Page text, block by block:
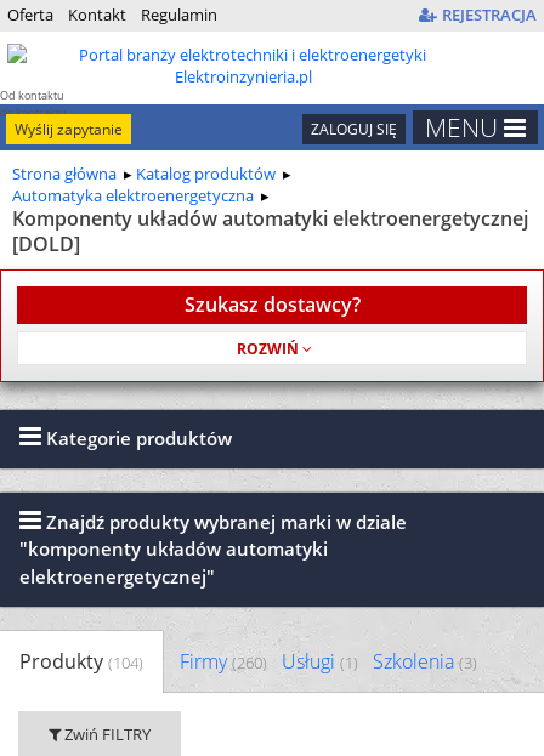
Oferta Kontakt Regulamin REJESTRACJA
Od kontaktu
do kontraktu
MENU
ZALOGUJ SIĘ
Wyślij zapytanie
Strona główna
Katalog produktów
Automatyka elektroenergetyczna
Komponenty układów automatyki elektroenergetycznej
[DOLD]
Produkty (104) Firmy(260) Usługi (1) Szkolenia (3)
Zwiń FILTRY
Kategorie produktów
Znajdź produkty wybranej marki w dziale
"komponenty układów automatyki
elektroenergetycznej"
Szukasz dostawcy?
Usługa jest bezpłatna